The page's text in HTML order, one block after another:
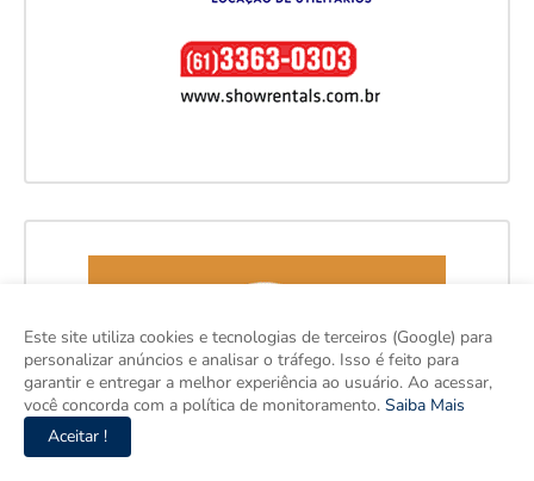
Este site utiliza cookies e tecnologias de terceiros (Google) para
personalizar anúncios e analisar o tráfego. Isso é feito para
garantir e entregar a melhor experiência ao usuário. Ao acessar,
você concorda com a política de monitoramento. Saiba Mais
Aceitar !